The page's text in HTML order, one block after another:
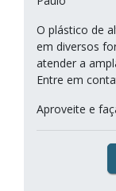
O plástico de
em diversos
atender a
Entre em
Aproveite e